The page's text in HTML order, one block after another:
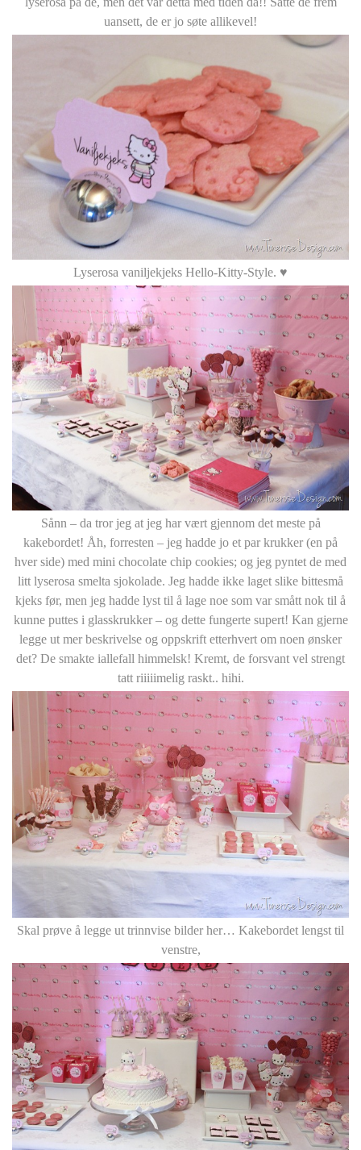
uansett, de er jo søte allikevel!
Lyserosa vaniljekjeks Hello-Kitty-Style. ♥
Sånn – da tror jeg at jeg har vært gjennom det meste på
kakebordet! Åh, forresten – jeg hadde jo et par krukker (en på
hver side) med mini chocolate chip cookies; og jeg pyntet de med
litt lyserosa smelta sjokolade. Jeg hadde ikke laget slike bittesmå
kjeks før, men jeg hadde lyst til å lage noe som var smått nok til å
kunne puttes i glasskrukker – og dette fungerte supert! Kan gjerne
legge ut mer beskrivelse og oppskrift etterhvert om noen ønsker
det? De smakte iallefall himmelsk! Kremt, de forsvant vel strengt
tatt riiiiimelig raskt.. hihi.
Skal prøve å legge ut trinnvise bilder her… Kakebordet lengst til
venstre,